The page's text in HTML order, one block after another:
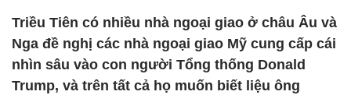
Triều Tiên có nhiều nhà ngoại giao ở châu Âu và
Nga đề nghị các nhà ngoại giao Mỹ cung cấp cái
nhìn sâu vào con người Tổng thống Donald
Trump, và trên tất cả họ muốn biết liệu ông